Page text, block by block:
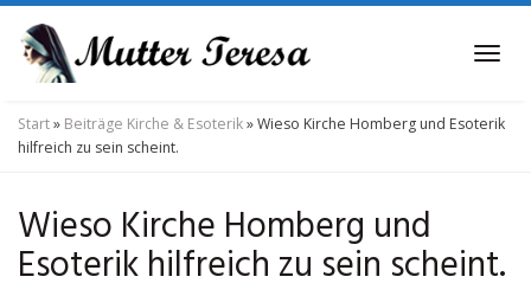
Skip
main
content
Start» Beiträge Kirche & Esoterik»Wieso Kirche Homberg und Esoterik
hilfreich zu sein scheint.
Wieso Kirche Homberg und
Esoterik hilfreich zu sein scheint.